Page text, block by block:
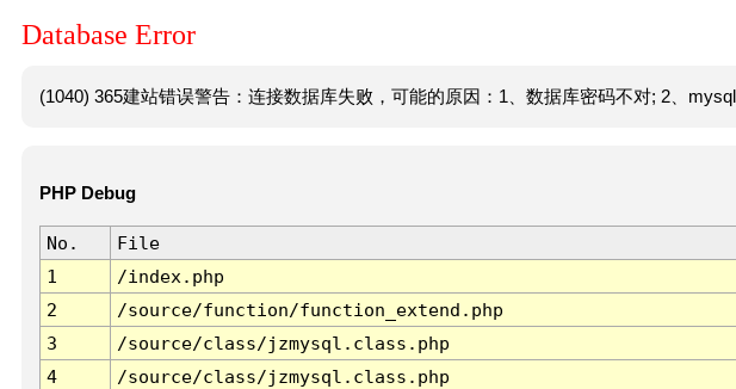
Database Error
(1040) 365建站错误警告：连接数据库失败，可能的原因：1、数据库密码不对; 2、mysql
PHP Debug
No. File
1
/index.php
2
/source/function/function_extend.php
3
/source/class/jzmysql.class.php
4
/source/class/jzmysql.class.php